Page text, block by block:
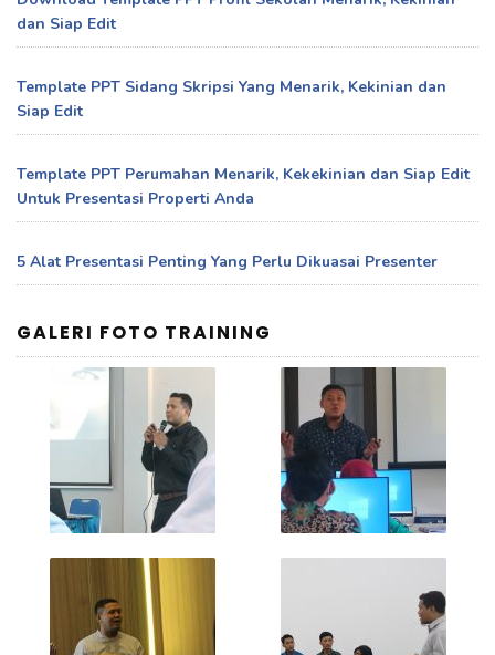
dan Siap Edit
Template PPT Sidang Skripsi Yang Menarik, Kekinian dan
Siap Edit
Template PPT Perumahan Menarik, Kekekinian dan Siap Edit
Untuk Presentasi Properti Anda
5 Alat Presentasi Penting Yang Perlu Dikuasai Presenter
GALERI FOTO TRAINING